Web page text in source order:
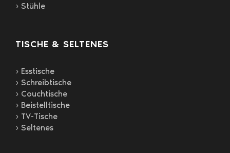
› Stühle
TISCHE & SELTENES
› Esstische
› Schreibtische
› Couchtische
› Beistelltische
› TV-Tische
› Seltenes